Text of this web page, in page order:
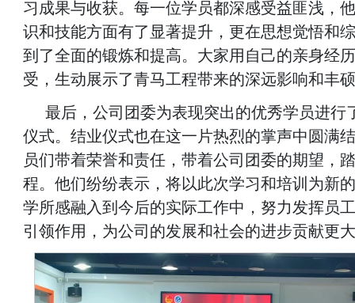
习成果与收获。每一位学员都深感受益匪浅，
识和技能方面有了显著提升，更在思想觉悟和
到了全面的锻炼和提高。大家用自己的亲身经
受，生动展示了青马工程带来的深远影响和丰
最后，公司团委为表现突出的优秀学员进行
仪式。结业仪式也在这一片热烈的掌声中圆满
员们带着荣誉和责任，带着公司团委的期望，
程。他们纷纷表示，将以此次学习和培训为新
学所感融入到今后的实际工作中，努力发挥员
引领作用，为公司的发展和社会的进步贡献更